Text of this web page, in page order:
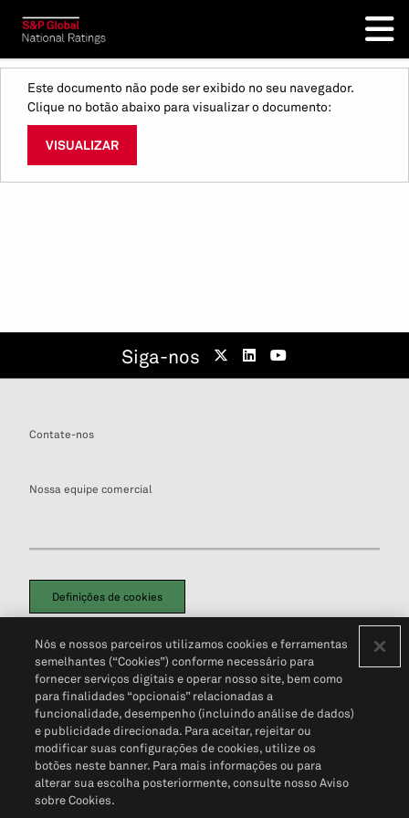
Este documento não pode ser exibido no seu navegador.
Clique no botão abaixo para visualizar o documento:
VISUALIZAR
Siga-nos
Contate-nos
Nossa equipe comercial
Definições de cookies
Política de PrivacidadePortal de privacidade do cliente (em inglês)
Não Venda Minhas Informações Pessoais© 2026 S&P Global
Nós e nossos parceiros utilizamos cookies e ferramentas
semelhantes (“Cookies”) conforme necessário para
fornecer serviços digitais e operar nosso site, bem como
para finalidades “opcionais” relacionadas a
funcionalidade, desempenho (incluindo análise de dados)
e publicidade direcionada. Para aceitar, rejeitar ou
modificar suas configurações de cookies, utilize os
botões neste banner. Para mais informações ou para
alterar sua escolha posteriormente, consulte nosso Aviso
sobre Cookies.